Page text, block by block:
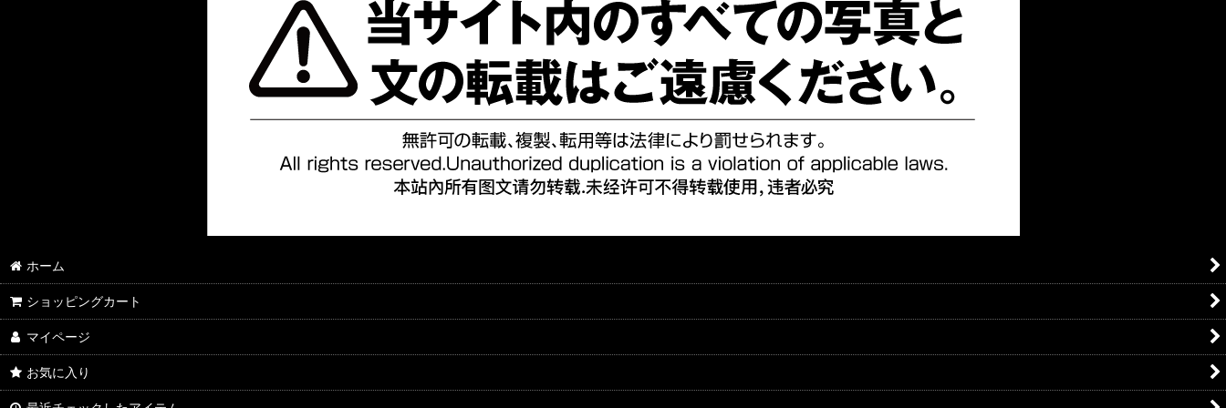
ホーム
ショッピングカート
マイページ
お気に入り